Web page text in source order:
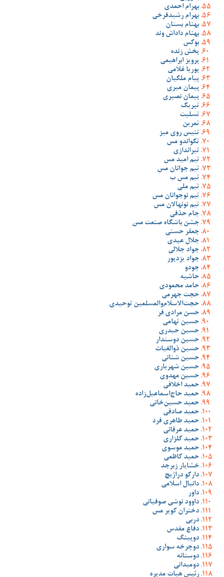
بهرام احمدی
بهرام رشیدفرخی
بهنام بستان
بهنام داداش وند
بوکس
پخش زنده
پرویز ابراهیمی
پوریا غلامی
پیام ملکیان
پیمان میری
پیمان نصیری
تبریک
تسلیت
تمرین
تنیس روی میز
تکواندو مس
تیراندازی
تیم امید مس
تیم جوانان مس
تیم مس ب
تیم ملی
تیم نوجوانان مس
تیم نونهالان مس
جام حذفی
جشن باشگاه صنعت مس
جعفر حسنی
جلال عبدی
جواد جلالی
جواد یزدپور
جودو
حاشیه
حامد محمودی
حجت جهرمی
حجت‌الاسلام‌والمسلمین توحیدی
حسن مرادی فر
حسین تهامی
حسین حیدری
حسین دوستدار
حسین ذوالغیاث
حسین شنانی
حسین شهریاری
حسین مهدوی
حمید اخلاقی
حمید حاج‌اسماعیل‌زاده
حمید حسین‌خانی
حمید صادقی
حمید طاهری فرد
حمید عرفانی
حمید گلزاری
حمید موسوی
حمید کاظمی
خشایار زبرجد
دارکو دراژیچ
دانیال اسلامی
داور
داوود نوشی صوفیانی
دختران کویر مس
دربی
دفاع مقدس
دوپینگ
دوچرخه سواری
دوستانه
دومیدانی
رئیس هیات مدیره